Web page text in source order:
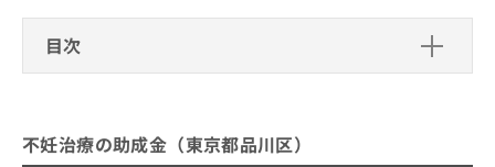
目次
東京都不育症検査助成（都）
品川区で評判の不妊治療におすすめの
クリニック5選
不妊治療の助成金（東京都品川区）
ビサ
への
お問
とな
求
ち
ら
合
は
こ
お
は